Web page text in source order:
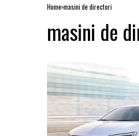
Home masini de directori
masini de